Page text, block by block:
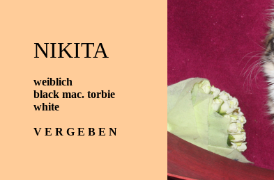
NIKITA
weiblich
black mac. torbie
white
V E R G E B E N